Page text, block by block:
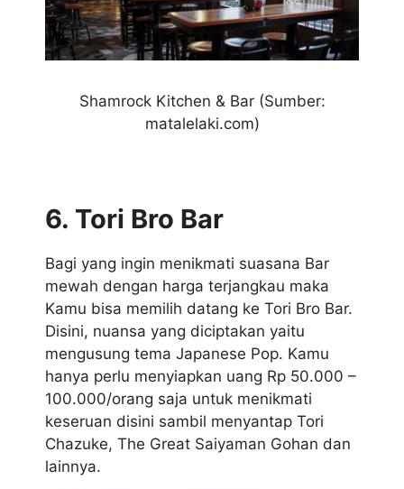
Shamrock Kitchen & Bar (Sumber:
matalelaki.com)
6. Tori Bro Bar
Bagi yang ingin menikmati suasana Bar
mewah dengan harga terjangkau maka
Kamu bisa memilih datang ke Tori Bro Bar.
Disini, nuansa yang diciptakan yaitu
mengusung tema Japanese Pop. Kamu
hanya perlu menyiapkan uang Rp 50.000 –
100.000/orang saja untuk menikmati
keseruan disini sambil menyantap Tori
Chazuke, The Great Saiyaman Gohan dan
lainnya.